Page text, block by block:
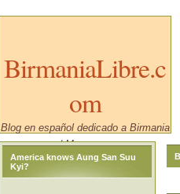
BirmaniaLibre.c
om
Blog en español dedicado a Birmania
/ Myanmar.
America knows Aung San Suu
Kyi?